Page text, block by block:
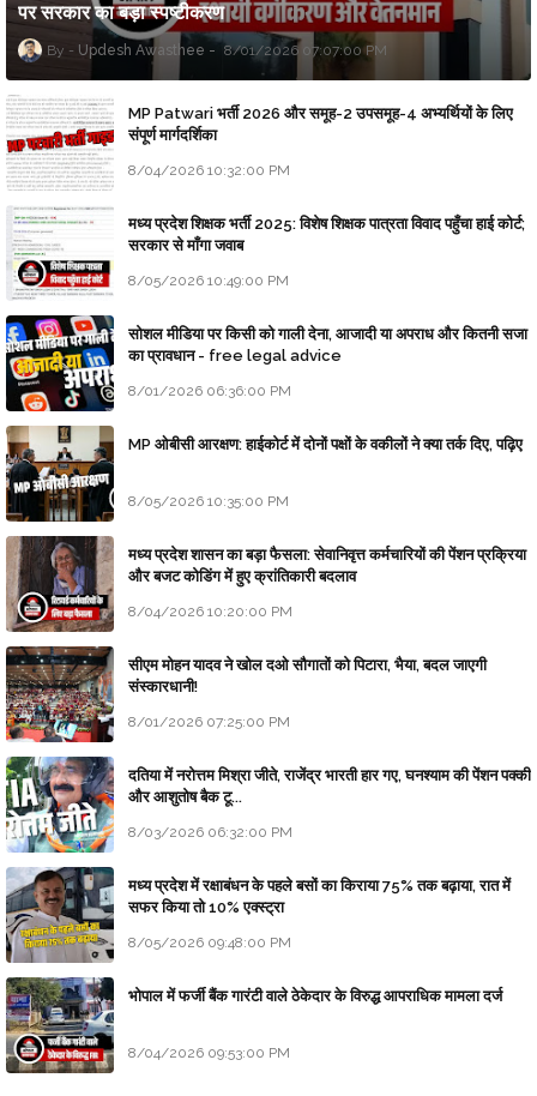
पर सरकार का बड़ा स्पष्टीकरण
Updesh Awasthee 8/01/2026 07:07:00 PM
MP Patwari भर्ती 2026 और समूह-2 उपसमूह-4 अभ्यर्थियों के लिए
संपूर्ण मार्गदर्शिका
8/04/2026 10:32:00 PM
मध्य प्रदेश शिक्षक भर्ती 2025: विशेष शिक्षक पात्रता विवाद पहुँचा हाई कोर्ट;
सरकार से माँगा जवाब
8/05/2026 10:49:00 PM
सोशल मीडिया पर किसी को गाली देना, आजादी या अपराध और कितनी सजा
का प्रावधान - free legal advice
8/01/2026 06:36:00 PM
MP ओबीसी आरक्षण: हाईकोर्ट में दोनों पक्षों के वकीलों ने क्या तर्क दिए, पढ़िए
8/05/2026 10:35:00 PM
मध्य प्रदेश शासन का बड़ा फैसला: सेवानिवृत्त कर्मचारियों की पेंशन प्रक्रिया
और बजट कोडिंग में हुए क्रांतिकारी बदलाव
8/04/2026 10:20:00 PM
सीएम मोहन यादव ने खोल दओ सौगातों को पिटारा, भैया, बदल जाएगी
संस्कारधानी!
8/01/2026 07:25:00 PM
दतिया में नरोत्तम मिश्रा जीते, राजेंद्र भारती हार गए, घनश्याम की पेंशन पक्की
और आशुतोष बैक टू...
8/03/2026 06:32:00 PM
मध्य प्रदेश में रक्षाबंधन के पहले बसों का किराया 75% तक बढ़ाया, रात में
सफर किया तो 10% एक्स्ट्रा
8/05/2026 09:48:00 PM
भोपाल में फर्जी बैंक गारंटी वाले ठेकेदार के विरुद्ध आपराधिक मामला दर्ज
8/04/2026 09:53:00 PM